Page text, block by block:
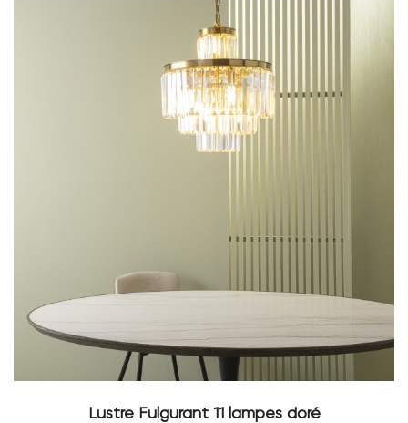
pièces, vous permettant d'économiser de
l'énergie en utilisant des ampoules LED.
Montparnasse
Le luminaire Montparnasse, de style Art déco, est
un véritable bijou pour votre intérieur. Composé de
4 globes en verre blanc cerclés de métal finition
dorée, il crée un éclairage agréable et
sophistication à votre espace. Peu importe la taille
envoûtante, créant une atmosphère accueillante
Découvrez aussi notre gamme de
lampes sur pied .
Lustre Fulgurant 11 lampes doré